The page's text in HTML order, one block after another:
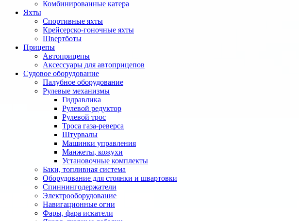
Комбинированные катера
Яхты
Спортивные яхты
Крейсерско-гоночные яхты
Швертботы
Прицепы
Автоприцепы
Аксессуары для автоприцепов
Судовое оборудование
Палубное оборудование
Рулевые механизмы
Гидравлика
Рулевой редуктор
Рулевой трос
Троса газа-реверса
Штурвалы
Машинки управления
Манжеты, кожухи
Установочные комплекты
Баки, топливная система
Оборудование для стоянки и швартовки
Спиннингодержатели
Электрооборудование
Навигационные огни
Фары, фара искатели